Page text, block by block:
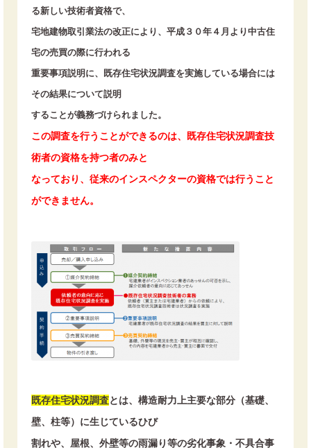
る新しい技術者資格で、
宅地建物取引業法の改正により、平成３０年４月より中古住
宅の売買の際に行われる
重要事項説明に、既存住宅状況調査を実施している場合には
その結果について説明
することが義務づけられました。
この調査を行うことができるのは、既存住宅状況調査技
術者の資格を持つ者のみと
なっており、従来のインスペクターの資格では行うこと
ができません。
既存住宅状況調査とは、構造耐力上主要な部分（基礎、
壁、柱等）に生じているひび
割れや、屋根、外壁等の雨漏り等の劣化事象・不具合事